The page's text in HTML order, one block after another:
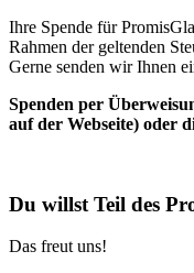
Ihre Spende für
Rahmen der geltenden
Gerne senden wir Ihnen
Spenden per
auf der Webseite) oder
Du willst Teil des
Das freut uns!